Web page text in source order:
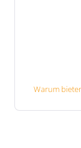
Warum